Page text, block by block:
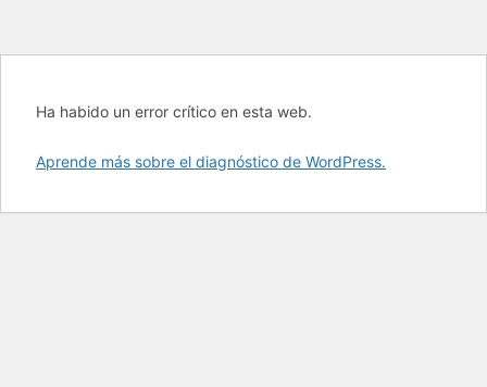
Ha habido un error crítico en esta web.
Aprende más sobre el diagnóstico de WordPress.